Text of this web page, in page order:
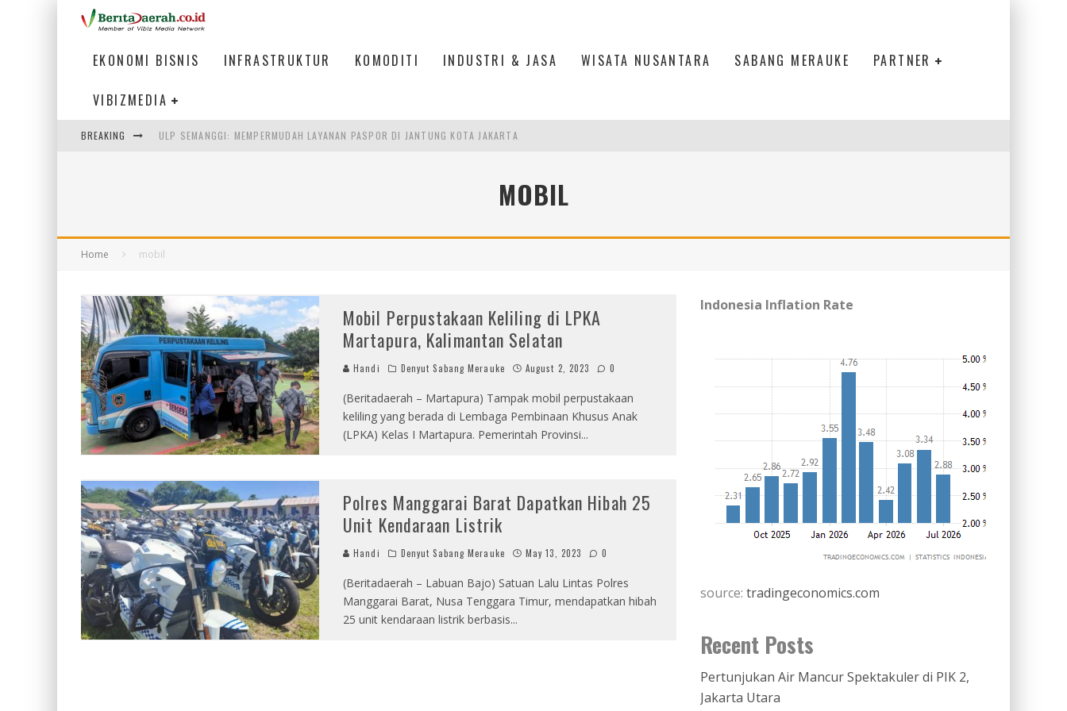
EKONOMI BISNIS INFRASTRUKTUR KOMODITI INDUSTRI & JASA WISATA NUSANTARA SABANG MERAUKE PARTNER
VIBIZMEDIA
BREAKING ULP SEMANGGI: MEMPERMUDAH LAYANAN PASPOR DI JANTUNG KOTA JAKARTA
MOBIL
Home mobil
Mobil Perpustakaan Keliling di LPKA
Martapura, Kalimantan Selatan
Handi Denyut Sabang Merauke August 2, 2023 0
(Beritadaerah – Martapura) Tampak mobil perpustakaan
keliling yang berada di Lembaga Pembinaan Khusus Anak
(LPKA) Kelas I Martapura. Pemerintah Provinsi...
Polres Manggarai Barat Dapatkan Hibah 25
Unit Kendaraan Listrik
Handi Denyut Sabang Merauke May 13, 2023 0
(Beritadaerah – Labuan Bajo) Satuan Lalu Lintas Polres
Manggarai Barat, Nusa Tenggara Timur, mendapatkan hibah
25 unit kendaraan listrik berbasis...
Indonesia Inflation Rate
source: tradingeconomics.com
Recent Posts
Pertunjukan Air Mancur Spektakuler di PIK 2,
Jakarta Utara